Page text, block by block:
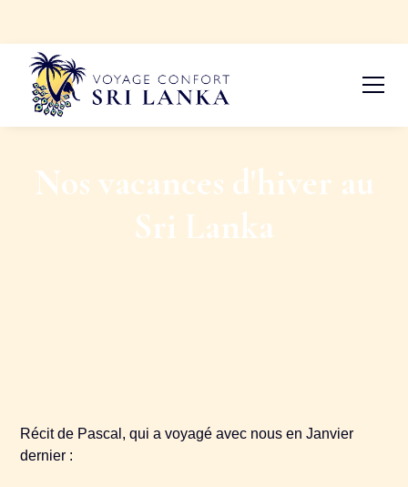
Nos vacances d'hiver au
Sri Lanka
Récit de Pascal, qui a voyagé avec nous en Janvier
dernier :